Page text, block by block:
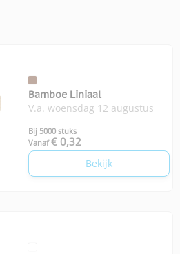
Bamboe Liniaal
V.a. woensdag 12 augustus
Bij 5000 stuks
Vanaf € 0,32
Bekijk